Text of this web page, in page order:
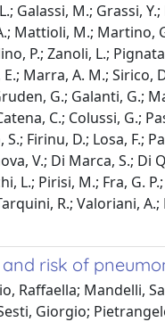
Galassi, M.; Grassi,
Mattioli, M.; Martino,
P.; Zanoli, L.;
Marra, A. M.; Sirico,
G.; Galanti, G.;
C.; Colussi, G.;
Firinu, D.; Losa, F.;
V.; Di Marca, S.; Di
L.; Pirisi, M.; Fra, G.
R.; Valoriani,
and risk of
Raffaella; Mandelli,
Giorgio;